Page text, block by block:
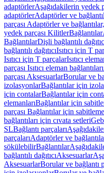
adaptörlerAşağıdakilerin yedek
adaptörlerAdaptörler ve
parçası Adaptörler ve
yedek parçası KilitlerBağlantılar
BağlantılarDişli bağlantılı
bağlantılı dağıtıcıIsıtıcı için T
Isıtıcı için T parçalarIsıtıcı
parçası Isıtıcı eleman bağlantıları
parçası AksesuarlarBorular ve
izolasyonlarBağlantılar için
için contalarBağlantılar için
elemanlarıBağlantılar için
parçası Bağlantılar için
bağlantıları için cıvata setleri
SLBağlantı parçaları
parçalarıAdaptörler ve
sökülebilirBağlantılar
bağlantılı dağıtıcıAksesuarlar
AksesuarlarBorular ve bağlantı